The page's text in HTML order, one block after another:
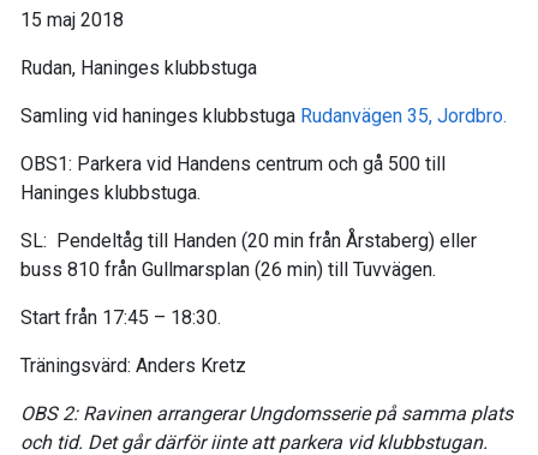
15 maj 2018
Rudan, Haninges klubbstuga
Samling vid haninges klubbstuga Rudanvägen 35, Jordbro.
OBS1: Parkera vid Handens centrum och gå 500 till
Haninges klubbstuga.
SL: Pendeltåg till Handen (20 min från Årstaberg) eller
buss 810 från Gullmarsplan (26 min) till Tuvvägen.
Start från 17:45 – 18:30.
Träningsvärd: Anders Kretz
OBS 2: Ravinen arrangerar Ungdomsserie på samma plats
och tid. Det går därför iinte att parkera vid klubbstugan.